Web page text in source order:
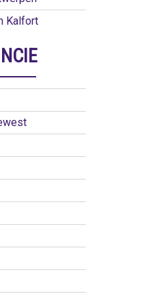
Kalfort